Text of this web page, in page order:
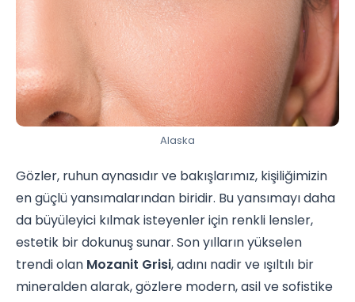
Alaska
Gözler, ruhun aynasıdır ve bakışlarımız, kişiliğimizin
en güçlü yansımalarından biridir. Bu yansımayı daha
da büyüleyici kılmak isteyenler için renkli lensler,
estetik bir dokunuş sunar. Son yılların yükselen
trendi olan Mozanit Grisi, adını nadir ve ışıltılı bir
mineralden alarak, gözlere modern, asil ve sofistike